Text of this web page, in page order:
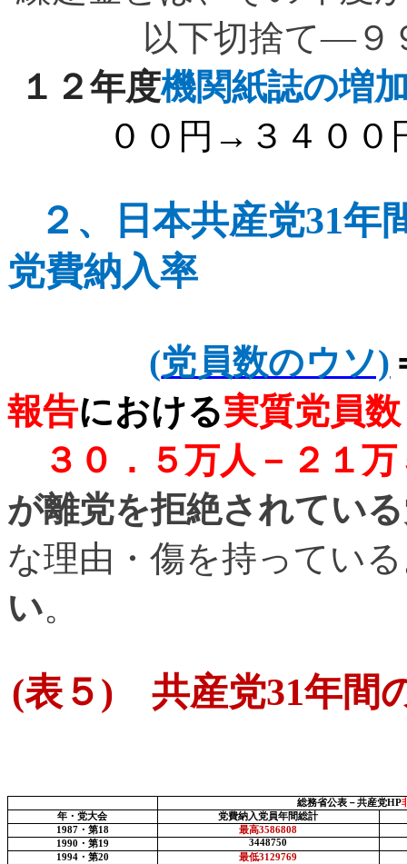
以下切捨て―９
１２年度機関紙誌の増
００円→３４００
２、 日本共産党31年
党費納入率
(党員数のウソ)
報告における実質党員
３０．５万人－２１
が離党を拒絶されてい
な理由・傷を持ってい
い。
(表５) 共産党31年間
総務省公表－共産党HP
年・党大会
党費納入党員年間総計
1987 ・第18 最高3586808
1990 ・第19
3448750
1994 ・第20 最低3129769